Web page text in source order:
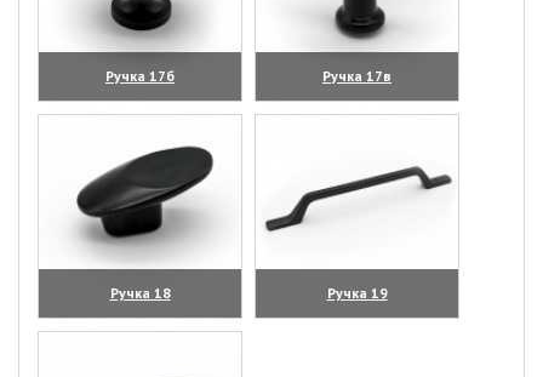
Ручка 17б
(увеличить)
Ручка 17в
(увеличить)
Ручка 18
(увеличить)
Ручка 19
(увеличить)